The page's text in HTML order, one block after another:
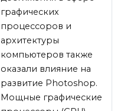
графических
процессоров и
архитектуры
компьютеров также
оказали влияние на
развитие Photoshop.
Мощные графические